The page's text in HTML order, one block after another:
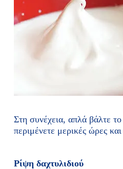
Στη συνέχεια, απλά βάλτε
περιμένετε μερικές ώρες
Ρίψη δαχτυλιδιού